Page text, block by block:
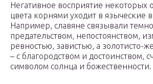
Негативное восприятие некоторых
цвета корнями уходит в языческие
Например, славяне связывали
предательством, непостоянством,
ревностью, завистью, а золотисто-
– с благородством и достоинством,
символом солнца и божественности.